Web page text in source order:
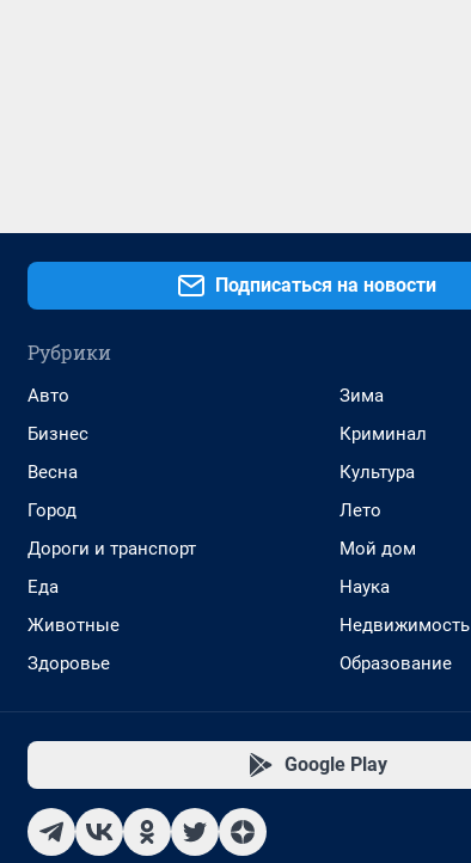
Подписаться на новости
Рубрики
Авто
Бизнес
Весна
Город
Дороги и транспорт
Еда
Животные
Здоровье
Зима
Криминал
Культура
Лето
Мой дом
Наука
Недвижимость
Образование
Google Play